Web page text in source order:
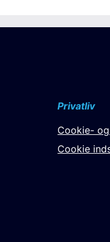
Privatliv
Cookie-
Cookie